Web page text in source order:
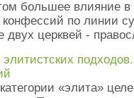
большее влияние
по линии
церквей -
«элита»